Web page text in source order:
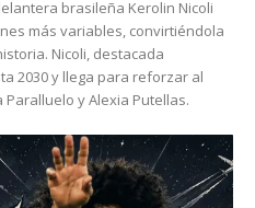
brasileña Kerolin Nicoli
más variables, convirtiéndola
Nicoli, destacada
2030 y llega para reforzar al
y Alexia Putellas.